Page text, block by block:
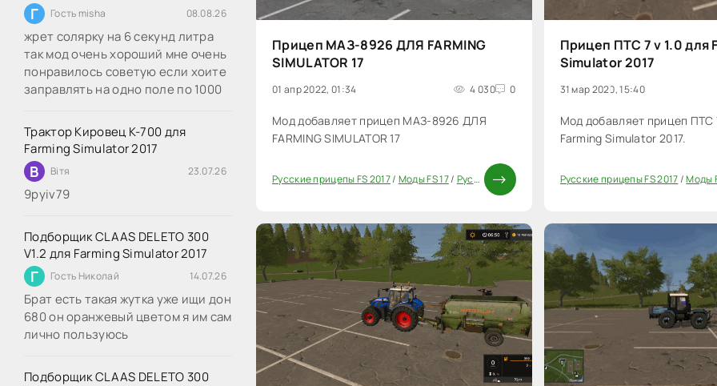
Г Гость misha 08.08.26
жрет солярку на 6 секунд литра
так мод очень хороший мне очень
понравилось советую если хоите
заправлять на одно поле по 1000
Трактор Кировец К-700 для
Farming Simulator 2017
В Вітя 23.07.26
9руіv79
Подборщик CLAAS DELETO 300
V1.2 для Farming Simulator 2017
Г Гость Николай 14.07.26
Брат есть такая жутка уже ищи дон
680 он оранжевый цветом я им сам
лично пользуюсь
Подборщик CLAAS DELETO 300
Прицеп МАЗ-8926 ДЛЯ FARMING
SIMULATOR 17
01 апр 2022, 01:34 4 030 0
Мод добавляет прицеп МАЗ-8926 ДЛЯ
FARMING SIMULATOR 17
Русские прицепы FS 2017/ Моды FS 17/ Русские моды для FS 17 /Прицепы для FS 17
Прицеп ПТС 7 v 1.0 для
Simulator 2017
31 мар 2020, 15:40
Мод добавляет прицеп ПТС
Farming Simulator 2017.
0
Русские прицепы FS 2017/Моды